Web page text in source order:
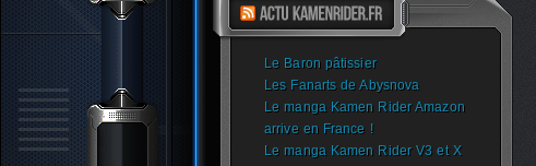
Le Baron pâtissier
Les Fanarts de Abysnova
Le manga Kamen Rider Amazon
arrive en France !
Le manga Kamen Rider V3 et X